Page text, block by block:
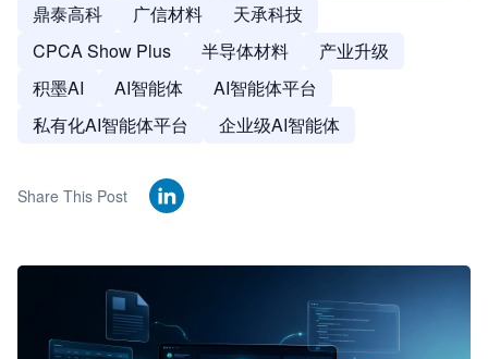
鼎泰高科
广信材料
天承科技
CPCA Show Plus
半导体材料
产业升级
积墨AI
AI智能体
AI智能体平台
私有化AI智能体平台
企业级AI智能体
Share This Post